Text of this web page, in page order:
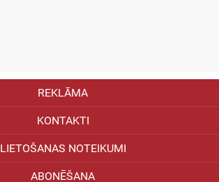
REKLĀMA
KONTAKTI
LIETOŠANAS NOTEIKUMI
ABONĒŠANA